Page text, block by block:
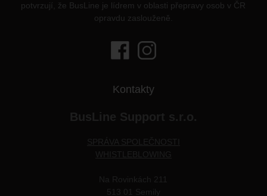
potvrzují, že BusLine je lídrem v oblasti přepravy osob v ČR
opravdu zaslouženě.
Kontakty